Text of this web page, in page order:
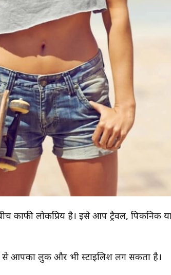
लोकप्रिय है। इसे आप ट्रैवल, पिकनिक
से आपका लुक और भी स्टाइलिश लग सकता है।